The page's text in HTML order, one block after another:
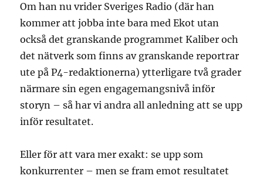
Om han nu vrider Sveriges Radio (där han
kommer att jobba inte bara med Ekot utan
också det granskande programmet Kaliber och
det nätverk som finns av granskande reportrar
ute på P4-redaktionerna) ytterligare två grader
närmare sin egen engagemangsnivå inför
storyn – så har vi andra all anledning att se upp
inför resultatet.
Eller för att vara mer exakt: se upp som
konkurrenter – men se fram emot resultatet